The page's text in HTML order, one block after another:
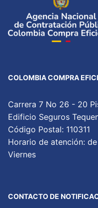
COLOMBIA COMPRA
Carrera 7 No 26 - 20
Edificio Seguros
Código Postal: 110311
Horario de atención:
Viernes
CONTACTO DE